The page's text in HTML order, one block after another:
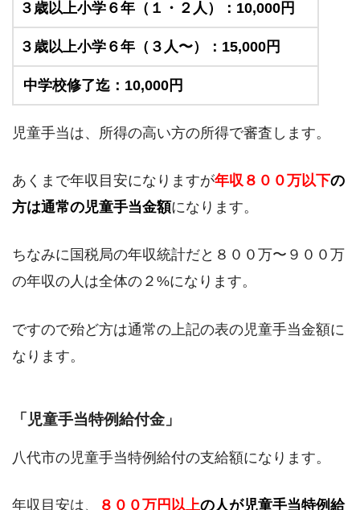
３歳以上小学６年（１・２人）：10,000円
３歳以上小学６年（３人〜）：15,000円
中学校修了迄：10,000円
児童手当は、所得の高い方の所得で審査します。
あくまで年収目安になりますが年収８００万以下の
方は通常の児童手当金額になります。
ちなみに国税局の年収統計だと８００万〜９００万
の年収の人は全体の２%になります。
ですので殆ど方は通常の上記の表の児童手当金額に
なります。
「児童手当特例給付金」
八代市の児童手当特例給付の支給額になります。
年収目安は、 ８００万円以上の人が児童手当特例給